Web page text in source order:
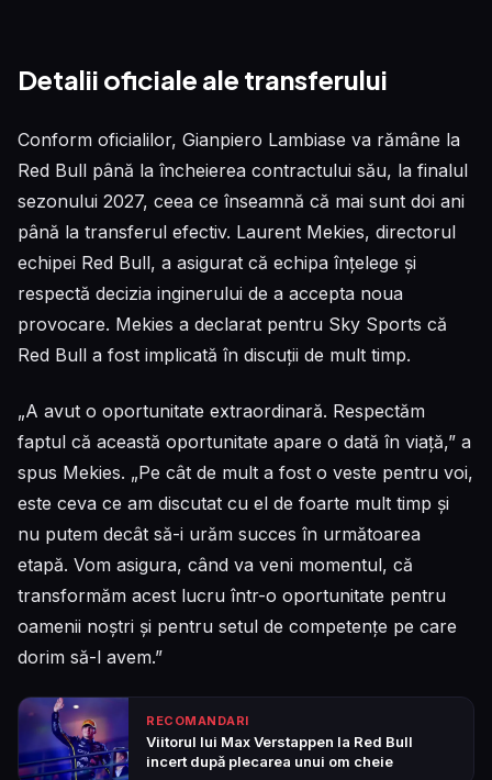
Detalii oficiale ale transferului
Conform oficialilor, Gianpiero Lambiase va rămâne la
Red Bull până la încheierea contractului său, la finalul
sezonului 2027, ceea ce înseamnă că mai sunt doi ani
până la transferul efectiv. Laurent Mekies, directorul
echipei Red Bull, a asigurat că echipa înțelege și
respectă decizia inginerului de a accepta noua
provocare. Mekies a declarat pentru Sky Sports că
Red Bull a fost implicată în discuții de mult timp.
„A avut o oportunitate extraordinară. Respectăm
faptul că această oportunitate apare o dată în viață,” a
spus Mekies. „Pe cât de mult a fost o veste pentru voi,
este ceva ce am discutat cu el de foarte mult timp și
nu putem decât să-i urăm succes în următoarea
etapă. Vom asigura, când va veni momentul, că
transformăm acest lucru într-o oportunitate pentru
oamenii noștri și pentru setul de competențe pe care
dorim să-l avem.”
RECOMANDARI
Viitorul lui Max Verstappen la Red Bull
incert după plecarea unui om cheie